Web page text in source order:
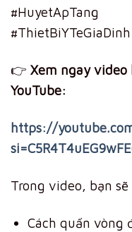
#HuyetApTang
#ThietBiYTeGiaDinh
👉 Xem ngay
YouTube:
https://
Trong video, bạn
Cách quấn vòng